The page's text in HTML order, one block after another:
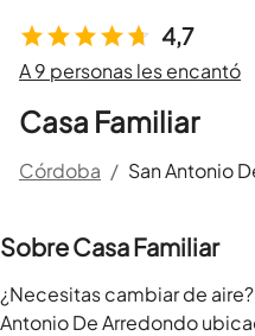
4,7
A 9 personas les encantó
Casa Familiar
Córdoba / San Antonio
Sobre Casa Familiar
¿Necesitas cambiar de
Antonio De Arredondo